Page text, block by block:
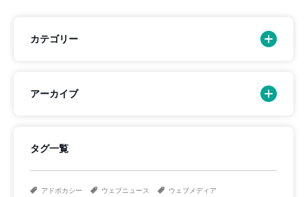
カテゴリー
アーカイブ
タグ一覧
アドボカシー ウェブニュース ウェブメディア